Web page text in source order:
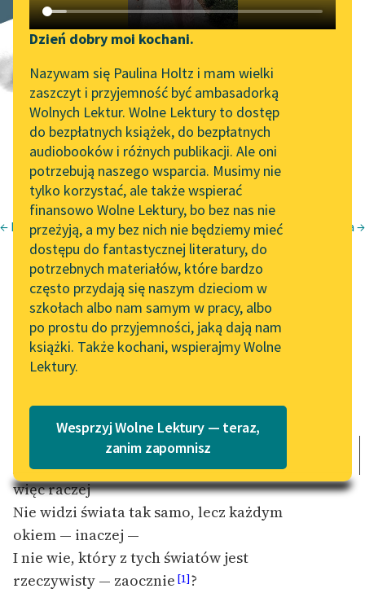
Katalog DAISY
Podkasty o książkach
Zgłoś brak utworu
Aktualności
„Prokurator Alicja Horn”
do słuchania
Byliśmy częścią AI Impact
Lab
Zapraszamy na spotkanie
online z tłumaczkami
literatury skandynawskiej
Spotkanie z Katarzyną
Tunkiel w Oslo
102. lata temu zmarł
Joseph Conrad
Lektury szkolne i klasyka
literatury do słuchania dla
uczennic i uczniów z
niepełnosprawnościami
E-kolekcja lektur
szkolnych i literatury do
słuchania dla uczennic i
Narzędzia
Mapa Wolnych Lektur
Leśmianator
Przewodnik dla piszących i
czytających
API
OAI-PMH
Widget Wolnych Lektur
Przypisy
Katalog w formacie PDF
Dzień dobry moi kochani.
Nazywam się Paulina Holtz i mam wielki
zaszczyt i przyjemność być ambasadorką
Wolnych Lektur. Wolne Lektury to dostęp
do bezpłatnych książek, do bezpłatnych
audiobooków i różnych publikacji. Ale oni
potrzebują naszego wsparcia. Musimy nie
tylko korzystać, ale także wspierać
finansowo Wolne Lektury, bo bez nas nie
przeżyją, a my bez nich nie będziemy mieć
dostępu do fantastycznej literatury, do
potrzebnych materiałów, które bardzo
często przydają się naszym dzieciom w
szkołach albo nam samym w pracy, albo
po prostu do przyjemności, jaką dają nam
książki. Także kochani, wspierajmy Wolne
Lektury.
Wesprzyj Wolne Lektury — teraz,
zanim zapomnisz
Wiosna →
← Kocmołuch Bolesław Leśmian
Napój cienisty
Znikomek
W cienistym istnień bezładzie Znikomek
błąka się skocznie.
Jedno ma oko błękitne, a drugie — piwne,
więc raczej
Nie widzi świata tak samo, lecz każdym
okiem — inaczej —
I nie wie, który z tych światów jest
rzeczywisty — zaocznie [1]?